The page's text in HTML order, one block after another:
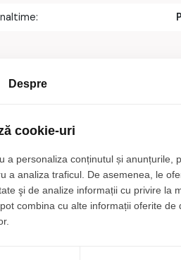
zona Doamna Stanca, Sibiu.
situat intr-o zona perfecta, iti
perfect pentru relaxare si
Despre
cookie-uri
a personaliza conținutul și anunțurile,
a analiza traficul. De asemenea, le
şi de analize informații cu privire la
combina cu alte informații oferite de